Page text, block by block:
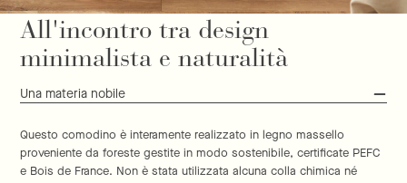
All'incontro tra design
minimalista e naturalità
Una materia nobile
Questo comodino è interamente realizzato in legno massello
proveniente da foreste gestite in modo sostenibile, certificate PEFC
e Bois de France. Non è stata utilizzata alcuna colla chimica né